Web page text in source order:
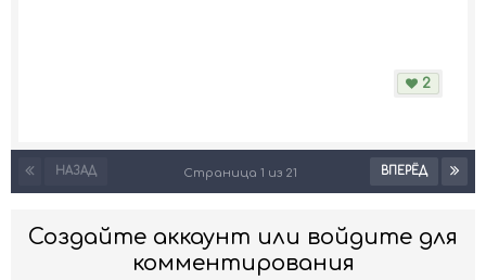
2
НАЗАД ВПЕРЁД
Страница 1 из 21
Создайте аккаунт или войдите для
комментирования